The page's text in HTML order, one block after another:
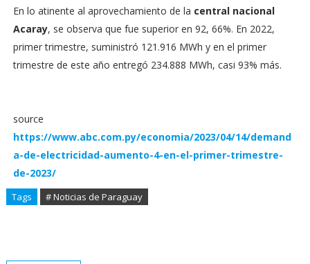
En lo atinente al aprovechamiento de la central nacional
Acaray, se observa que fue superior en 92, 66%. En 2022,
primer trimestre, suministró 121.916 MWh y en el primer
trimestre de este año entregó 234.888 MWh, casi 93% más.
source
https://www.abc.com.py/economia/2023/04/14/demand
a-de-electricidad-aumento-4-en-el-primer-trimestre-
de-2023/
Tags # Noticias de Paraguay